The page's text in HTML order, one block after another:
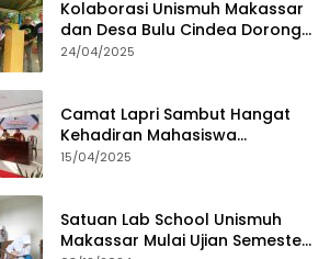
Kolaborasi Unismuh Makassar
dan Desa Bulu Cindea Dorong
Sentra Garam Industri
24/04/2025
Camat Lapri Sambut Hangat
Kehadiran Mahasiswa
PoltekMu
15/04/2025
Satuan Lab School Unismuh
Makassar Mulai Ujian Semester,